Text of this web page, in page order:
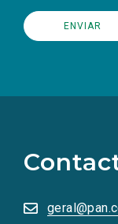
redes
sociais
numa
nova